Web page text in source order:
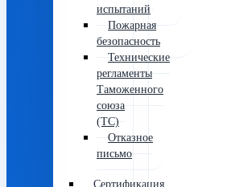
испытаний
Пожарная
безопасность
Технические
регламенты
Таможенного
союза
(ТС)
Отказное
письмо
Сертификация